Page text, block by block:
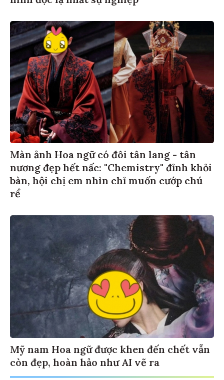
Màn ảnh Hoa ngữ có đôi tân lang - tân
nương đẹp hết nấc: "Chemistry" đỉnh khỏi
bàn, hội chị em nhìn chỉ muốn cướp chú
rể
Mỹ nam Hoa ngữ được khen đến chết vẫn
còn đẹp, hoàn hảo như AI vẽ ra